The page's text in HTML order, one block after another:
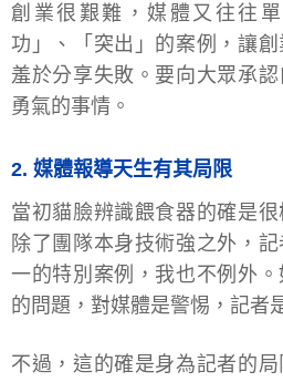
創業很艱難，媒體又往往
功」、「突出」的案例，讓
羞於分享失敗。要向大眾承
勇氣的事情。
2. 媒體報導天生有其局限
當初貓臉辨識餵食器的確是很
除了團隊本身技術強之外，
一的特別案例，我也不例外
的問題，對媒體是警惕，記者
不過，這的確是身為記者的